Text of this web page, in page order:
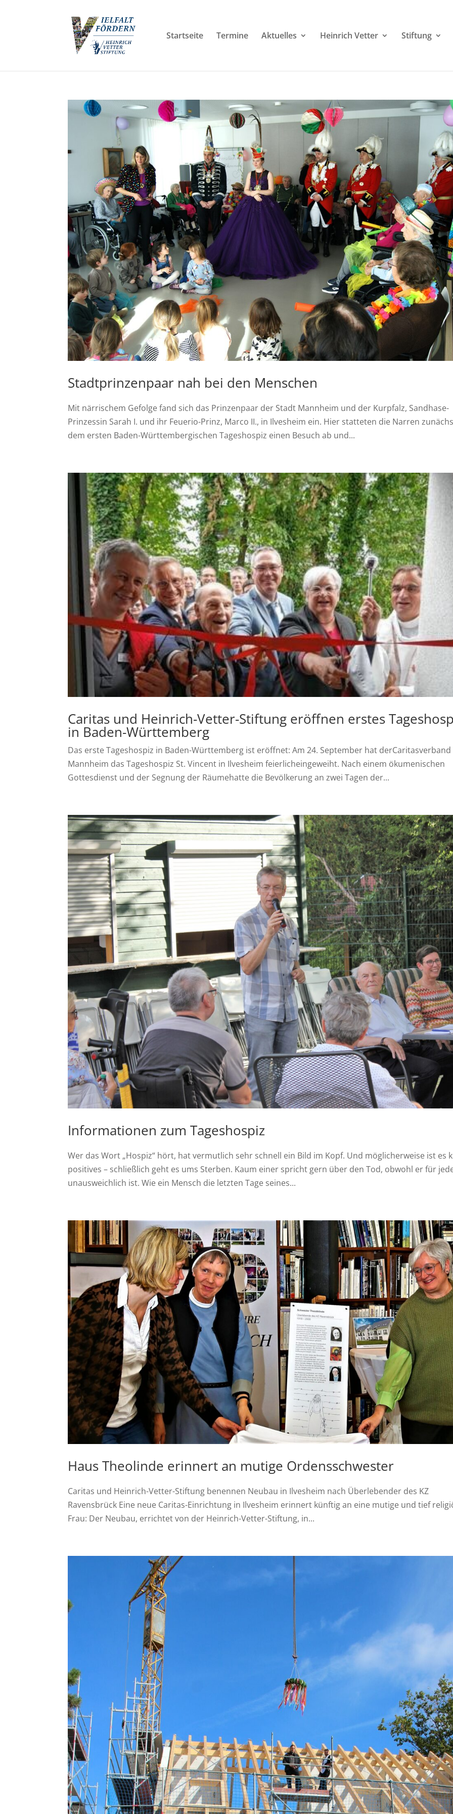
Startseite Termine Aktuelles Heinrich Vetter Stiftung
Stadtprinzenpaar nah bei den Menschen
Mit närrischem Gefolge fand sich das Prinzenpaar der Stadt Mannheim und der Kurpfalz, Sandhase-
Prinzessin Sarah I. und ihr Feuerio-Prinz, Marco II., in Ilvesheim ein. Hier statteten die Narren
dem ersten Baden-Württembergischen Tageshospiz einen Besuch ab und...
Caritas und Heinrich-Vetter-Stiftung eröffnen erstes
in Baden-Württemberg
Das erste Tageshospiz in Baden-Württemberg ist eröffnet: Am 24. September hat derCaritasverband
Mannheim das Tageshospiz St. Vincent in Ilvesheim feierlicheingeweiht. Nach einem ökumenischen
Gottesdienst und der Segnung der Räumehatte die Bevölkerung an zwei Tagen der...
Informationen zum Tageshospiz
Wer das Wort „Hospiz“ hört, hat vermutlich sehr schnell ein Bild im Kopf. Und möglicherweise ist es
positives – schließlich geht es ums Sterben. Kaum einer spricht gern über den Tod, obwohl er für
unausweichlich ist. Wie ein Mensch die letzten Tage seines...
Haus Theolinde erinnert an mutige Ordensschwester
Caritas und Heinrich-Vetter-Stiftung benennen Neubau in Ilvesheim nach Überlebender des KZ
Ravensbrück Eine neue Caritas-Einrichtung in Ilvesheim erinnert künftig an eine mutige und tief
Frau: Der Neubau, errichtet von der Heinrich-Vetter-Stiftung, in...